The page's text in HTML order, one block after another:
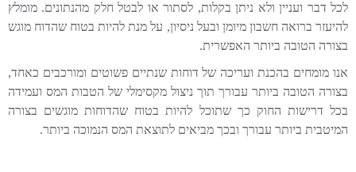
לכל דבר ועניין ולא ניתן בקלות, לסתור או לבטל חלק מהנתונים. מומלץ
להיעזר ברואה חשבון מיומן ובעל ניסיון, על מנת להיות בטוח שהדוח מוגש
בצורה הטובה ביותר האפשרית.
אנו מומחים בהכנת ועריכה של דוחות שנתיים פשוטים ומורכבים כאחד,
בצורה הטובה ביותר עבורך תוך ניצול מקסימלי של הטבות המס ועמידה
בכל דרישות החוק כך שתוכל להיות בטוח שהדוחות מוגשים בצורה
המיטבית ביותר עבורך ובכך מביאים לתוצאת המס הנמוכה ביותר.